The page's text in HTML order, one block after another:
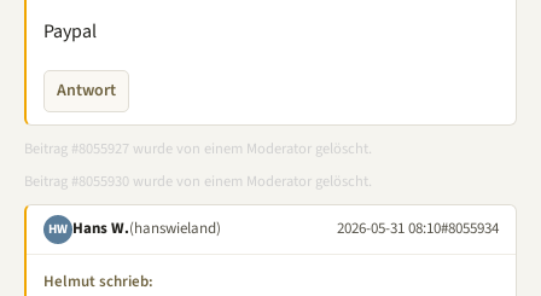
Paypal
Antwort
Beitrag #8055927 wurde von einem Moderator gelöscht.
Beitrag #8055930 wurde von einem Moderator gelöscht.
HW Hans W.(hanswieland) 2026-05-31 08:10#8055934
Helmut schrieb: